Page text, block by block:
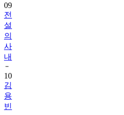
09
전
설
의
사
내
10
김
용
빈